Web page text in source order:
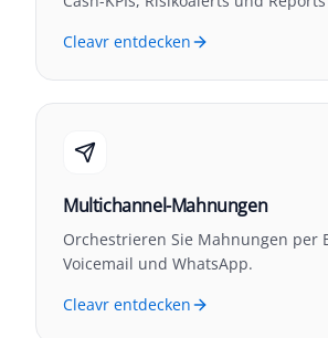
Cleavr entdecken
Multichannel-Mahnungen
Orchestrieren Sie Mahnungen per
Voicemail und WhatsApp.
Cleavr entdecken